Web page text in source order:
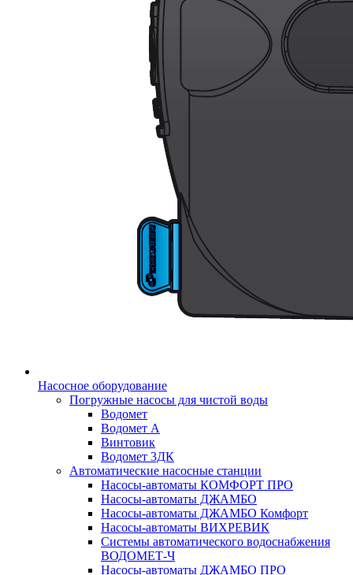
Насосное оборудование
Погружные насосы для чистой воды
Водомет
Водомет А
Винтовик
Водомет 3ДК
Автоматические насосные станции
Насосы-автоматы КОМФОРТ ПРО
Насосы-автоматы ДЖАМБО
Насосы-автоматы ДЖАМБО Комфорт
Насосы-автоматы ВИХРЕВИК
Системы автоматического водоснабжения
ВОДОМЕТ-Ч
Насосы-автоматы ДЖАМБО ПРО